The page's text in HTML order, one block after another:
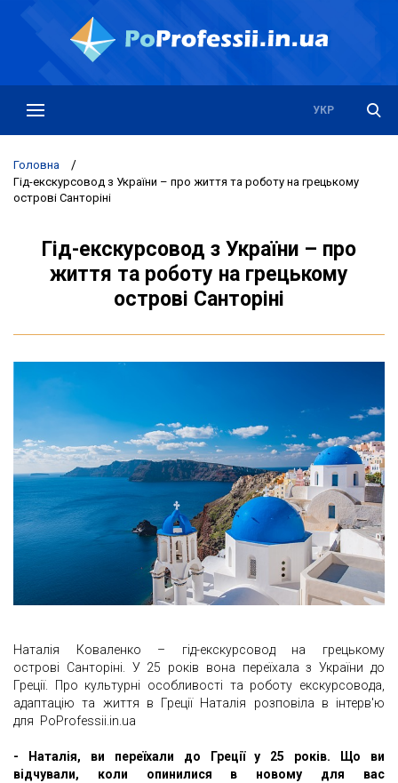
РУС
УКР
Головна /
Гід-екскурсовод з України – про життя та роботу на грецькому
острові Санторіні
Гід-екскурсовод з України – про
життя та роботу на грецькому
острові Санторіні
Наталія Коваленко – гід-екскурсовод на грецькому
острові Санторіні. У 25 років вона переїхала з України до
Греції. Про культурні особливості та роботу екскурсовода,
адаптацію та життя в Греції Наталія розповіла в інтерв'ю
для PoProfessii.in.ua
- Наталія, ви переїхали до Греції у 25 років. Що ви
відчували, коли опинилися в новому для вас